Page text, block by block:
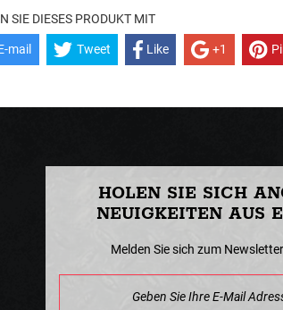
SIE DIESES PRODUKT MIT
mail Tweet Like +1
HOLEN SIE SICH
NEUIGKEITEN AUS
Melden Sie sich zum